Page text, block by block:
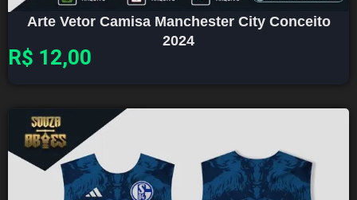
Arte Vetor Camisa Manchester City Conceito
2024
R$ 12,00